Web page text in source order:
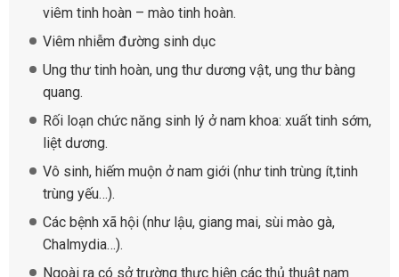
viêm tinh hoàn – mào tinh hoàn.
Viêm nhiễm đường sinh dục
Ung thư tinh hoàn, ung thư dương vật, ung thư bàng
quang.
Rối loạn chức năng sinh lý ở nam khoa: xuất tinh sớm,
liệt dương.
Vô sinh, hiếm muộn ở nam giới (như tinh trùng ít,tinh
trùng yếu…).
Các bệnh xã hội (như lậu, giang mai, sùi mào gà,
Chalmydia…).
Ngoài ra có sở trường thực hiện các thủ thuật nam